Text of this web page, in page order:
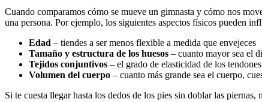
Cuando comparamos cómo se mueve un gimnasta y cómo nos
una persona. Por ejemplo, los siguientes aspectos físicos pueden
Edad – tiendes a ser menos flexible a medida que envejeces
Tamaño y estructura de los huesos – cuanto mayor sea el
Tejidos conjuntivos – el grado de elasticidad de los
Volumen del cuerpo – cuanto más grande sea el cuerpo,
Si te cuesta llegar hasta los dedos de los pies sin doblar las